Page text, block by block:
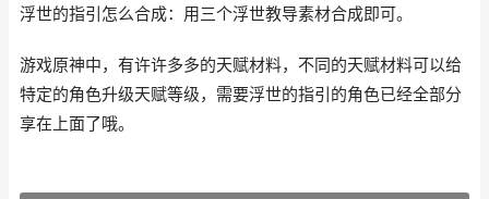
浮世的指引怎么合成：用三个浮世教导素材合成即可。
游戏原神中，有许许多多的天赋材料，不同的天赋材料可以给
特定的角色升级天赋等级，需要浮世的指引的角色已经全部分
享在上面了哦。